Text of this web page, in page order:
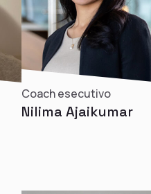
Coach esecutivo
Nilima Ajaikumar